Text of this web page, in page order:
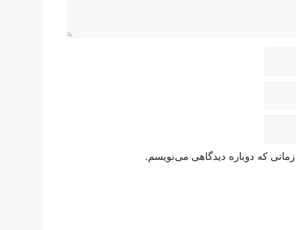
که دوباره دیدگاهی می‌نویسم.